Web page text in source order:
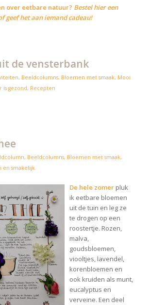
over eetbare natuur? Bestel hier een
geef het aan iemand cadeau!
de vensterbank
, Beeldcolumns, Bloemen met smaak, Mooi
is gezond, Recepten
, Beeldcolumns, Bloemen met smaak,
en smakelijk
De hele zomerpluk
ik eetbare bloemen
uit de tuin en leg ze
te drogen op een
roostertje. Rozen,
malva,
goudsbloemen,
viooltjes, lavendel,
korenbloemen en
ook kruiden als munt,
eucalyptus en
verveine. Een deel